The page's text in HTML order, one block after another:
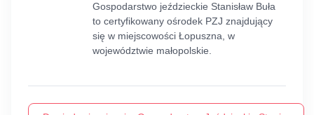
Gospodarstwo jeździeckie Stanisław Buła
to certyfikowany ośrodek PZJ znajdujący
się w miejscowości Łopuszna, w
województwie małopolskie.